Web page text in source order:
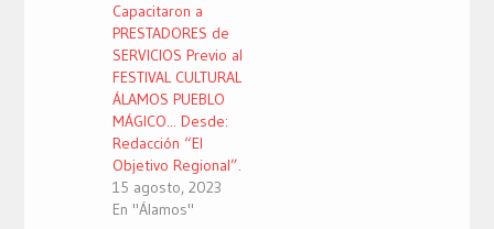
Capacitaron a
PRESTADORES de
SERVICIOS Previo al
FESTIVAL CULTURAL
ÁLAMOS PUEBLO
MÁGICO... Desde:
Redacción “El
Objetivo Regional”.
15 agosto, 2023
En "Álamos"